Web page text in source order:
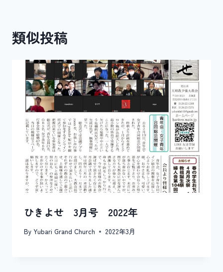
ー
類似投稿
ひきよせ 3月号 2022年
By Yubari Grand Church 2022年3月